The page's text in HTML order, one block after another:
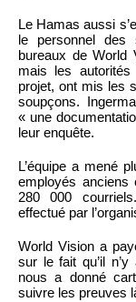
Le Hamas aussi
le personnel des
bureaux de World
mais les
projet, ont mis les
soupçons.
« une
leur enquête.
L’équipe a mené
employés
280 000
effectué par
World Vision a
sur le fait qu’il
nous a donné
suivre les preuves